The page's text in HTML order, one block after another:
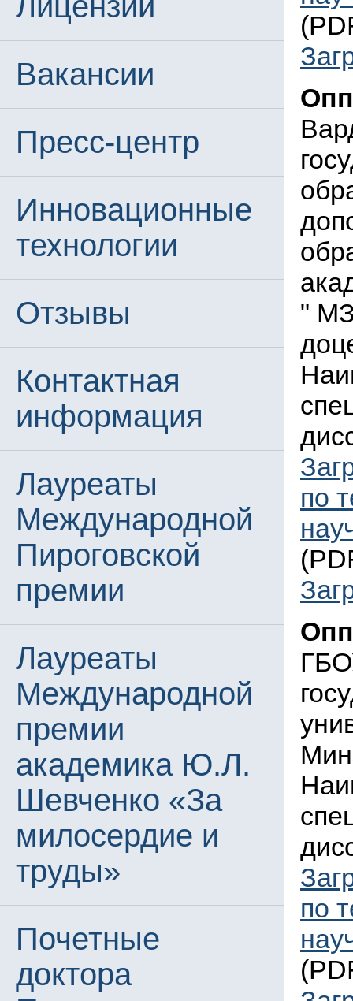
Вакансии
Пресс-центр
Инновационные
технологии
Отзывы
Контактная
информация
Лауреаты
Международной
Пироговской
премии
Лауреаты
Международной
премии
академика Ю.Л.
Шевченко «За
милосердие и
труды»
Почетные
доктора
"
по
по